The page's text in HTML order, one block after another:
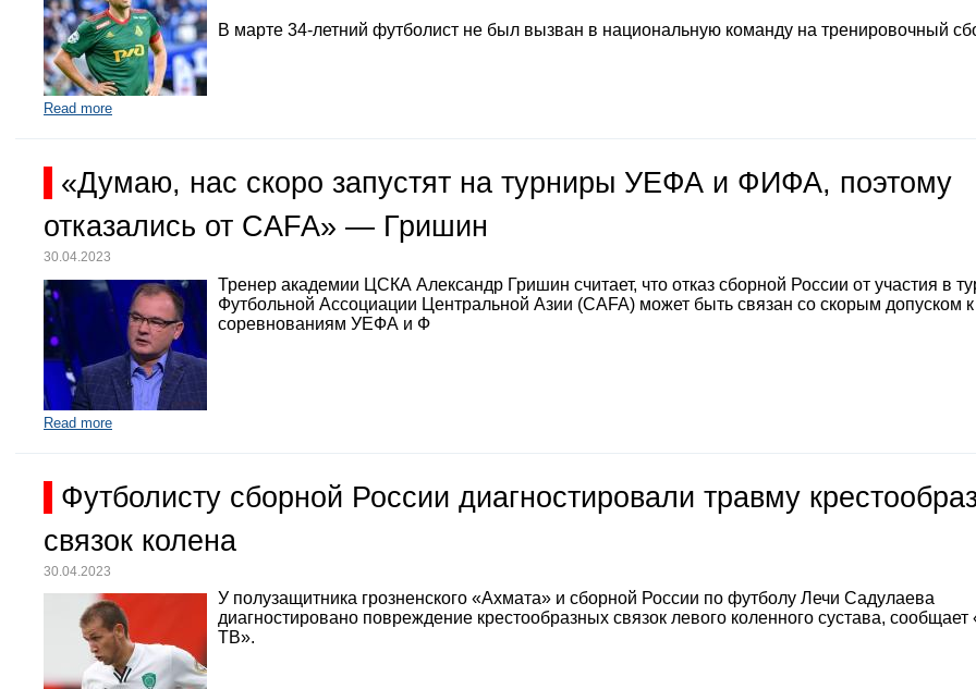
В марте 34-летний футболист не был вызван в национальную команду на тренировочный
Read more
«Думаю, нас скоро запустят на турниры УЕФА и ФИФА, поэтому
отказались от CAFA» — Гришин
30.04.2023
Тренер академии ЦСКА Александр Гришин считает, что отказ сборной России от участия в
Футбольной Ассоциации Центральной Азии (CAFA) может быть связан со скорым допуском к
соревнованиям УЕФА и Ф
Read more
Футболисту сборной России диагностировали травму
связок колена
30.04.2023
У полузащитника грозненского «Ахмата» и сборной России по футболу Лечи Садулаева
диагностировано повреждение крестообразных связок левого коленного сустава, сообщает
ТВ».